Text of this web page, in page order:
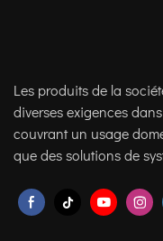
Les produits de la
diverses exigences
couvrant un usage
que des solutions de